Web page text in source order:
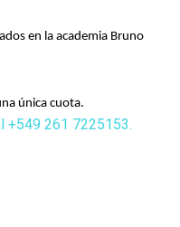
en la academia Bruno
única cuota.
+549 261 7225153.